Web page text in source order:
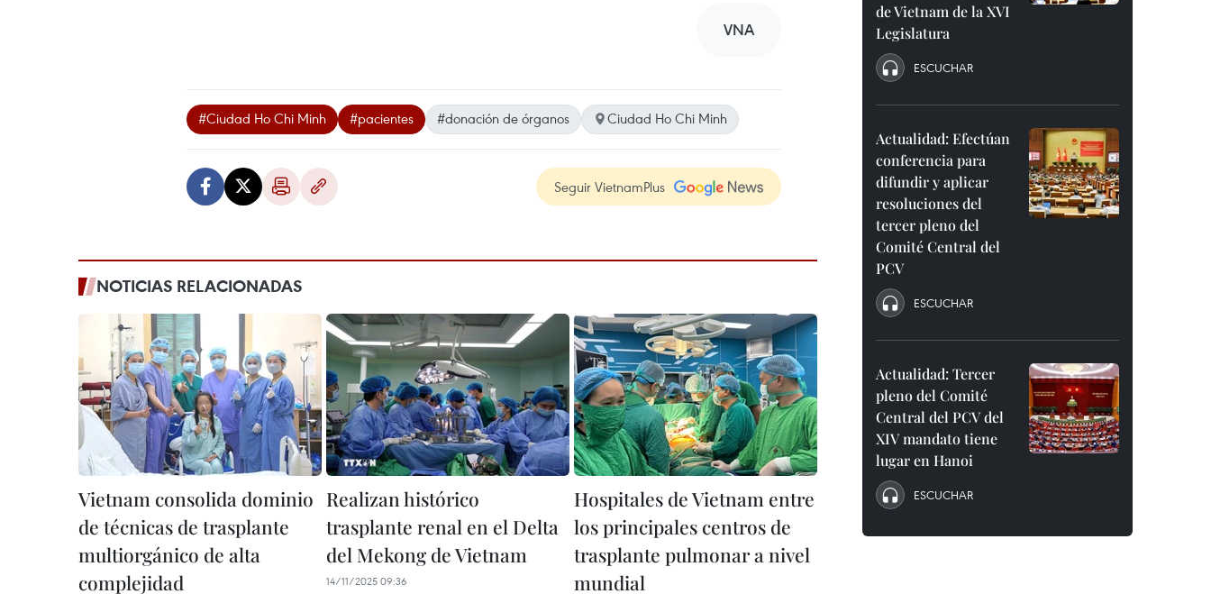
VNA
#Ciudad Ho Chi Minh #pacientes #donación de órganos Ciudad Ho Chi Minh
Seguir VietnamPlus
NOTICIAS RELACIONADAS
Vietnam consolida dominio
de técnicas de trasplante
multiorgánico de alta
complejidad
Realizan histórico
trasplante renal en el Delta
del Mekong de Vietnam
14/11/2025 09:36
Hospitales de Vietnam entre
los principales centros de
trasplante pulmonar a nivel
mundial
de Vietnam de la XVI
Legislatura
ESCUCHAR
Actualidad: Efectúan
conferencia para
difundir y aplicar
resoluciones del
tercer pleno del
Comité Central del
PCV
ESCUCHAR
Actualidad: Tercer
pleno del Comité
Central del PCV del
XIV mandato tiene
lugar en Hanoi
ESCUCHAR